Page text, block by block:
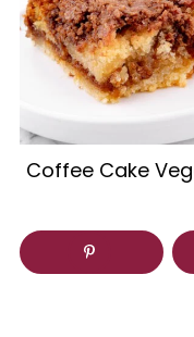
Coffee Cake